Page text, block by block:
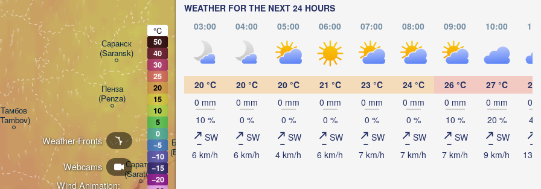
WEATHER FOR THE NEXT 24 HOURS
03:00
04:00 05:00 06:00 07:00 08:00 09:00 10:00
20 °C
0 mm
10 %
SW
6 km/h
20 °C
0 mm
0 %
SW
6 km/h
20 °C
0 mm
0 %
SW
4 km/h
21 °C
0 mm
0 %
SW
6 km/h
23 °C
0 mm
0 %
SW
7 km/h
24 °C
0 mm
0 %
SW
7 km/h
26 °C
0 mm
10 %
SW
7 km/h
27 °C
0 mm
20 %
SW
9 km/h
28
0
40
13
Wind Animation:
Webcams
Weather Fronts
Тамбов
Самара
(Samara)
(Ufa)
Саратов
(Saratov)
Оренбург
(Ul'yanovsk)
Пенза
(Penza)
Балаково
(Balakovo)
(Sterlitamak)
Саранск
(Saransk)
Магнитогорск
(Magnitogorsk)
H
°C
50
40
30
25
20
15
10
5
0
−5
−10
−15
−20